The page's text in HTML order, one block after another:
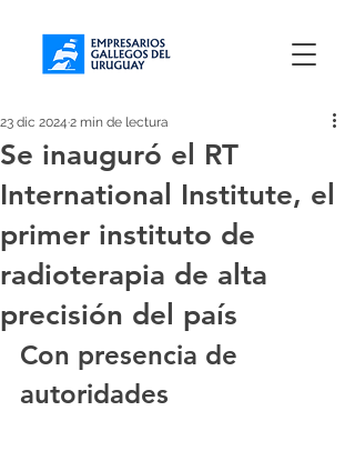
Se inauguró el RT
International Institute, el
primer instituto de
radioterapia de alta
precisión del país
23 dic 2024 2 min de lectura
Con presencia de
autoridades